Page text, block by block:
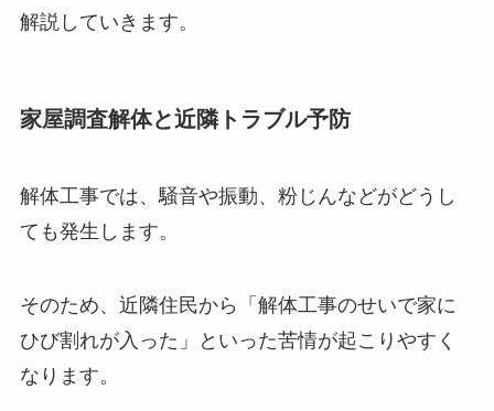
解説していきます。
家屋調査解体と近隣トラブル予防
解体工事では、騒音や振動、粉じんなどがどうし
ても発生します。
そのため、近隣住民から「解体工事のせいで家に
ひび割れが入った」といった苦情が起こりやすく
なります。